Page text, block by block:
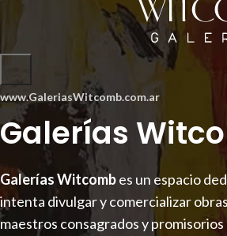
www.GaleriasWitcomb.com.ar
Galerías
Galerías Witcombes un espacio
intenta divulgar y comercializar
maestros consagrados y